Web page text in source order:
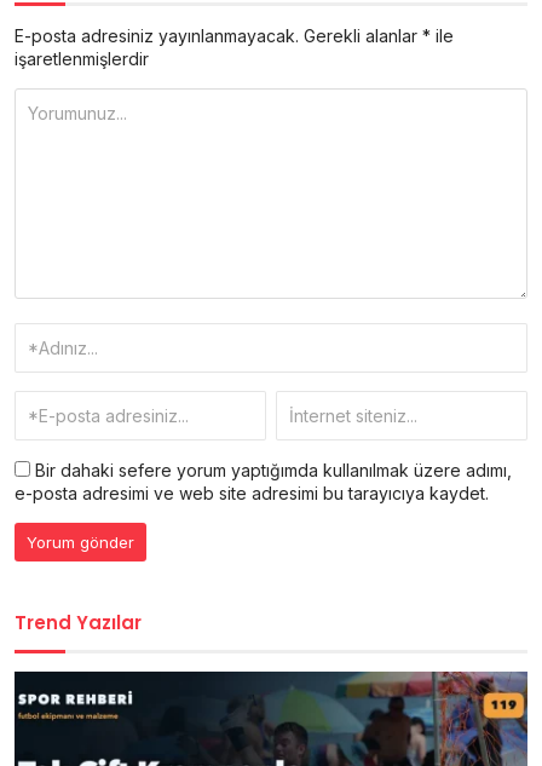
E-posta adresiniz yayınlanmayacak. Gerekli alanlar * ile
işaretlenmişlerdir
Bir dahaki sefere yorum yaptığımda kullanılmak üzere adımı,
e-posta adresimi ve web site adresimi bu tarayıcıya kaydet.
Trend Yazılar